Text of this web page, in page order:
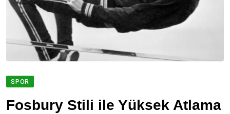
SPOR
Fosbury Stili ile Yüksek Atlama